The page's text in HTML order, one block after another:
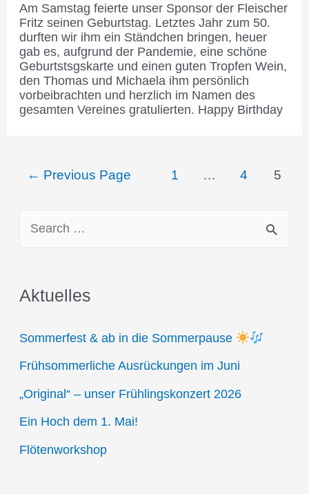
Am Samstag feierte unser Sponsor der Fleischer
Fritz seinen Geburtstag. Letztes Jahr zum 50.
durften wir ihm ein Ständchen bringen, heuer
gab es, aufgrund der Pandemie, eine schöne
Geburtstsgskarte und einen guten Tropfen Wein,
den Thomas und Michaela ihm persönlich
vorbeibrachten und herzlich im Namen des
gesamten Vereines gratulierten. Happy Birthday
Seitennummerierung
← Previous Page 1 … 4 5
r
h
f
o
r
:
Aktuelles
Sommerfest & ab in die Sommerpause
Frühsommerliche Ausrückungen im Juni
„Original“ – unser Frühlingskonzert 2026
Ein Hoch dem 1. Mai!
Flötenworkshop